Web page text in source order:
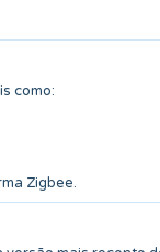
como:
Zigbee.